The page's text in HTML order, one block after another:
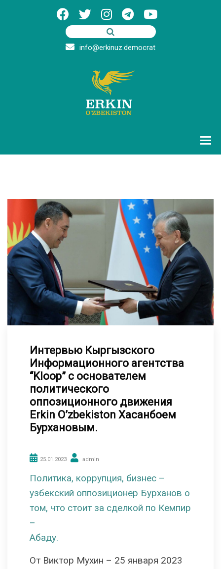
info@erkinuz.democrat
Интервью Кыргызского
Информационного агентства
“Kloop” с основателем
политического
оппозиционного движения
Erkin O’zbekiston Хасанбоем
Бурхановым.
25.01.2023 admin
Политика, коррупция, бизнес –
узбекский оппозиционер Бурханов о
том, что стоит за сделкой по Кемпир
–
Абаду.
От Виктор Мухин – 25 января 2023